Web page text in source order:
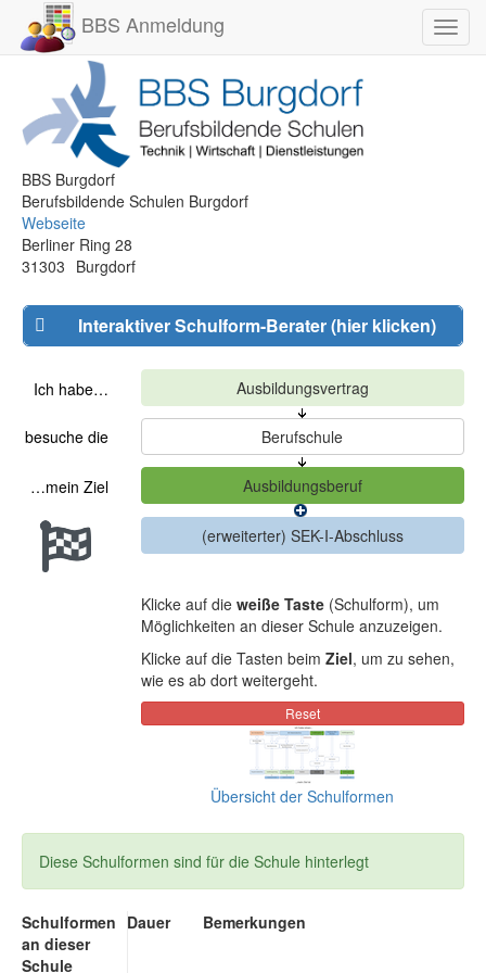
BBS Anmeldung
BBS Burgdorf
Berufsbildende Schulen Burgdorf
Webseite
Berliner Ring 28
31303 Burgdorf
Interaktiver Schulform-Berater (hier klicken)
Ich habe…
besuche die
…mein Ziel
Klicke auf die weiße Taste(Schulform), um
Möglichkeiten an dieser Schule anzuzeigen.
Klicke auf die Tasten beim Ziel, um zu sehen,
wie es ab dort weitergeht.
Übersicht der Schulformen
Diese Schulformen sind für die Schule hinterlegt
Schulformen
an dieser
Schule
Dauer Bemerkungen